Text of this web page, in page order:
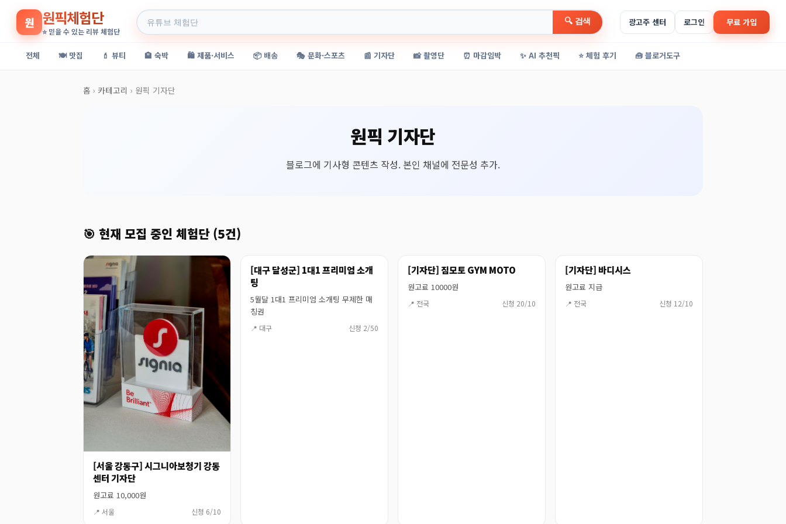
원 원픽체험단
⭐ 믿을 수 있는 리뷰 체험단
🔍 검색 광고주 센터 로그인 무료 가입
전체 🍽️ 맛집 💄 뷰티 🏨 숙박 🛍️ 제품·서비스 📦 배송 🎭 문화·스포츠 📰 기자단 📸 촬영단 ⏰ 마감임박 ✨ AI 추천픽 ⭐ 체험 후기 🧰 블로거도구
홈 › 카테고리 › 원픽 기자단
원픽 기자단
블로그에 기사형 콘텐츠 작성. 본인 채널에 전문성 추가.
🎯 현재 모집 중인 체험단 (5건)
[서울 강동구] 시그니아보청기 강동
센터 기자단
원고료 10,000원
📍 서울 신청 6/10
[대구 달성군] 1대1 프리미엄 소개
팅
5월달 1대1 프리미엄 소개팅 무제한 매
칭권
📍 대구 신청 2/50
[기자단] 짐모토 GYM MOTO
원고료 10000원
📍 전국 신청 20/10
[기자단] 바디시스
원고료 지급
📍 전국 신청 12/10